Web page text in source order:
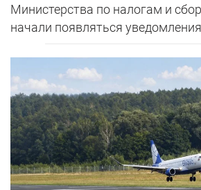
Министерства по налогам и
начали появляться